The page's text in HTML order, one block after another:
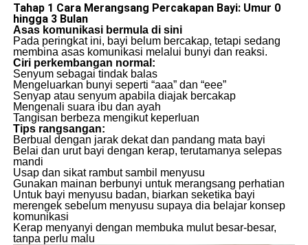
Tahap 1 Cara Merangsang Percakapan Bayi: Umur 0
hingga 3 Bulan
Asas komunikasi bermula di sini
Pada peringkat ini, bayi belum bercakap, tetapi sedang
membina asas komunikasi melalui bunyi dan reaksi.
Ciri perkembangan normal:
Senyum sebagai tindak balas
Mengeluarkan bunyi seperti “aaa” dan “eee”
Senyap atau senyum apabila diajak bercakap
Mengenali suara ibu dan ayah
Tangisan berbeza mengikut keperluan
Tips rangsangan:
Berbual dengan jarak dekat dan pandang mata bayi
Belai dan urut bayi dengan kerap, terutamanya selepas
mandi
Usap dan sikat rambut sambil menyusu
Gunakan mainan berbunyi untuk merangsang perhatian
Untuk bayi menyusu badan, biarkan seketika bayi
merengek sebelum menyusu supaya dia belajar konsep
komunikasi
Kerap menyanyi dengan membuka mulut besar-besar,
tanpa perlu malu